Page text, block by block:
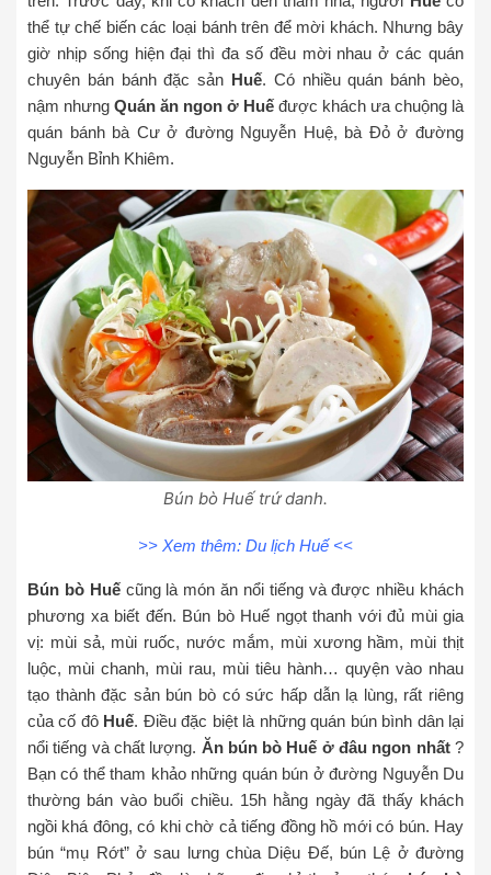
thể tự chế biến các loại bánh trên để mời khách. Nhưng bây
giờ nhịp sống hiện đại thì đa số đều mời nhau ở các quán
chuyên bán bánh đặc sản Huế. Có nhiều quán bánh bèo,
nậm nhưng Quán ăn ngon ở Huế được khách ưa chuộng là
quán bánh bà Cư ở đường Nguyễn Huệ, bà Đỏ ở đường
Nguyễn Bỉnh Khiêm.
Bún bò Huế trứ danh.
>> Xem thêm: Du lịch Huế<<
Bún bò Huếcũng là món ăn nổi tiếng và được nhiều khách
phương xa biết đến. Bún bò Huế ngọt thanh với đủ mùi gia
vị: mùi sả, mùi ruốc, nước mắm, mùi xương hầm, mùi thịt
luộc, mùi chanh, mùi rau, mùi tiêu hành… quyện vào nhau
tạo thành đặc sản bún bò có sức hấp dẫn lạ lùng, rất riêng
của cố đô Huế. Điều đặc biệt là những quán bún bình dân lại
nổi tiếng và chất lượng. Ăn bún bò Huế ở đâu ngon nhất?
Bạn có thể tham khảo những quán bún ở đường Nguyễn Du
thường bán vào buổi chiều. 15h hằng ngày đã thấy khách
ngồi khá đông, có khi chờ cả tiếng đồng hồ mới có bún. Hay
bún “mụ Rớt” ở sau lưng chùa Diệu Đế, bún Lệ ở đường